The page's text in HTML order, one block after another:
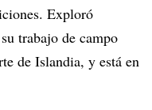
Exploró
trabajo de campo
de Islandia, y está en